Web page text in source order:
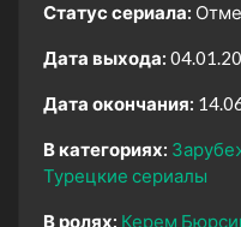
Статус сериала:
Дата выхода:
Дата окончания:
В категориях:
Турецкие сериалы
В ролях: Керем